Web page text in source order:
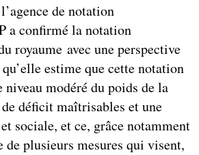
de notation
a confirmé la notation
royaume avec une perspective
estime que cette notation
niveau modéré du poids de la
déficit maîtrisables et une
sociale, et ce, grâce notamment
plusieurs mesures qui visent,